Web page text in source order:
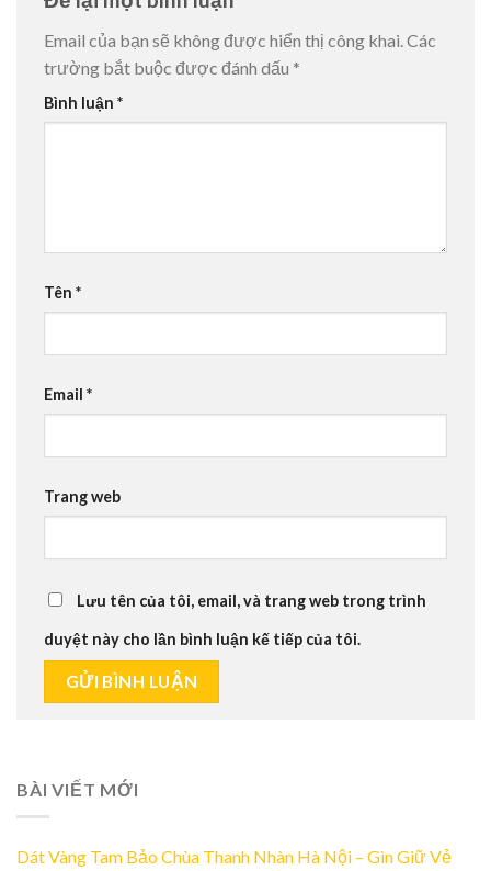
Email của bạn sẽ không được hiển thị công khai.Các
trường bắt buộc được đánh dấu *
Bình luận *
Tên *
Email *
Trang web
Lưu tên của tôi, email, và trang web trong trình
duyệt này cho lần bình luận kế tiếp của tôi.
BÀI VIẾT MỚI
Dát Vàng Tam Bảo Chùa Thanh Nhàn Hà Nội – Gìn Giữ Vẻ